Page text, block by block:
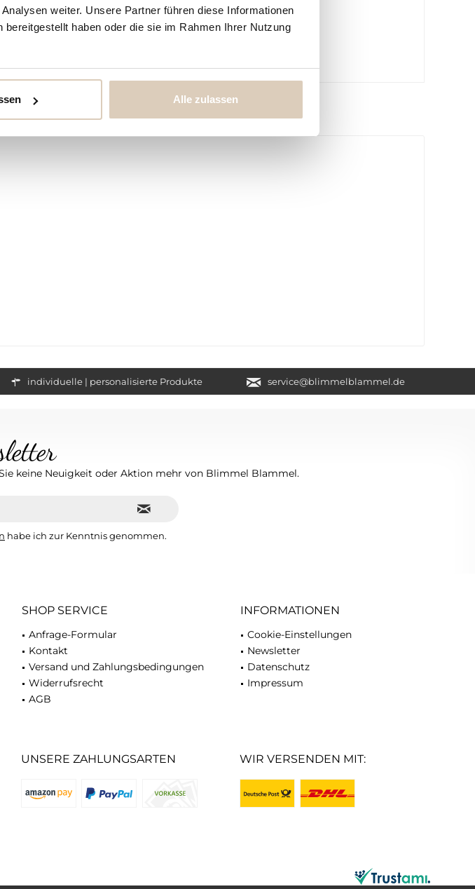
weiter. Unsere Partner führen diese Informationen
haben oder die sie im Rahmen Ihrer Nutzung
Alle zulassen
individuelle | personalisierte Produkte service@blimmelblammel.de
keine Neuigkeit oder Aktion mehr von Blimmel Blammel.
habe ich zur Kenntnis genommen.
SHOP SERVICE
Anfrage-Formular
Kontakt
Versand und Zahlungsbedingungen
Widerrufsrecht
AGB
INFORMATIONEN
Cookie-Einstellungen
Newsletter
Datenschutz
Impressum
UNSERE ZAHLUNGSARTEN WIR VERSENDEN MIT: